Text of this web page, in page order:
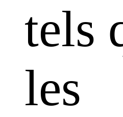
tels
les